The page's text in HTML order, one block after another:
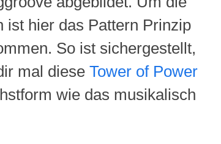
ist hier das Pattern Prinzip
So ist sichergestellt,
mal dieseTower of Power
wie das musikalisch